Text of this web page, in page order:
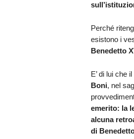
Perché
esistono i
Benedetto
E’ di lui che
Boni, nel
emerito: la
alcuna
di